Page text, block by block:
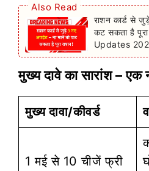
Also Read
राशन कार्ड से
कट सकता है
Updates
मुख्य दावे का सारांश – एक
मुख्य दावा/कीवर्ड
1 मई से 10 चीजें फ्री